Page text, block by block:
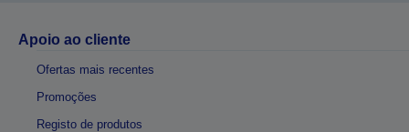
Apoio ao cliente
Ofertas mais recentes
Promoções
Registo de produtos